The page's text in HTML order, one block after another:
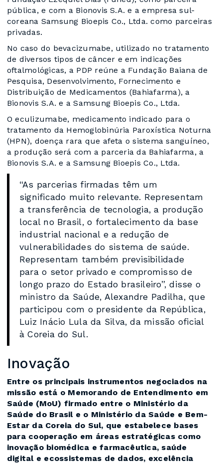
pública, e com a Bionovis S.A. e a empresa sul-
coreana Samsung Bioepis Co., Ltda. como parceiras
privadas.
No caso do bevacizumabe, utilizado no tratamento
de diversos tipos de câncer e em indicações
oftalmológicas, a PDP reúne a Fundação Baiana de
Pesquisa, Desenvolvimento, Fornecimento e
Distribuição de Medicamentos (Bahiafarma), a
Bionovis S.A. e a Samsung Bioepis Co., Ltda.
O eculizumabe, medicamento indicado para o
tratamento da Hemoglobinúria Paroxística Noturna
(HPN), doença rara que afeta o sistema sanguíneo,
a produção será com a parceria da Bahiafarma, a
Bionovis S.A. e a Samsung Bioepis Co., Ltda.
“As parcerias firmadas têm um
significado muito relevante. Representam
a transferência de tecnologia, a produção
local no Brasil, o fortalecimento da base
industrial nacional e a redução de
vulnerabilidades do sistema de saúde.
Representam também previsibilidade
para o setor privado e compromisso de
longo prazo do Estado brasileiro”, disse o
ministro da Saúde, Alexandre Padilha, que
participou com o presidente da República,
Luiz Inácio Lula da Silva, da missão oficial
à Coreia do Sul.
Inovação
Entre os principais instrumentos negociados na
missão está o Memorando de Entendimento em
Saúde (MoU) firmado entre o Ministério da
Saúde do Brasil e o Ministério da Saúde e Bem-
Estar da Coreia do Sul, que estabelece bases
para cooperação em áreas estratégicas como
inovação biomédica e farmacêutica, saúde
digital e ecossistemas de dados, excelência